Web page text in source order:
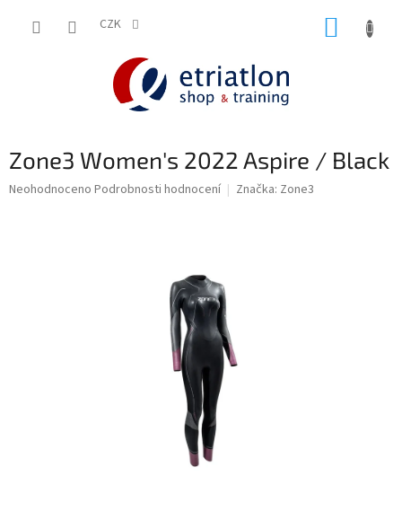
CZK
Zone3 Women's 2022 Aspire / Black
Průměrné
Neohodnoceno Podrobnosti hodnocení Značka: Zone3
shop.etriatlon.cz - Chat